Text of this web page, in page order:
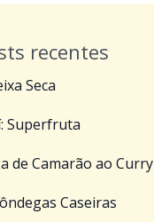
recentes
Seca
Superfruta
de Camarão ao Curry
Caseiras